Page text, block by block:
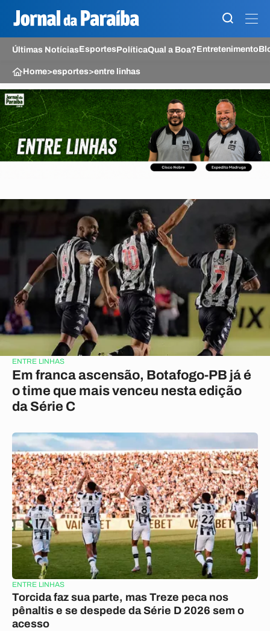
Últimas NotíciasEsportesPolíticaQual a Boa?Entretenimento
Home>esportes>entre linhas
ENTRE LINHAS
Em franca ascensão, Botafogo-PB já é
o time que mais venceu nesta edição
da Série C
ENTRE LINHAS
Torcida faz sua parte, mas Treze peca nos
pênaltis e se despede da Série D 2026 sem o
acesso